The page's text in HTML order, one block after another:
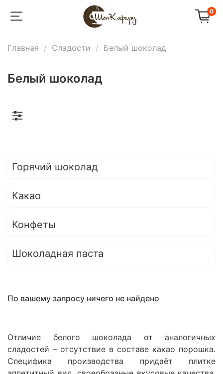
0
Главная Сладости Белый шоколад
Белый шоколад
Горячий шоколад
Какао
Конфеты
Шоколадная паста
По вашему запросу ничего не найдено
Отличие белого шоколада от аналогичных
сладостей – отсутствие в составе какао порошка.
Специфика производства придаёт плитке